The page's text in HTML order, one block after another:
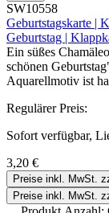
SW10558
Geburtstagskarte |
Geburtstag |
Ein süßes
schönen
Aquarellmotiv ist
Regulärer Preis:
Sofort verfügbar,
3,20 €
Preise inkl. MwSt.
Preise inkl. MwSt.